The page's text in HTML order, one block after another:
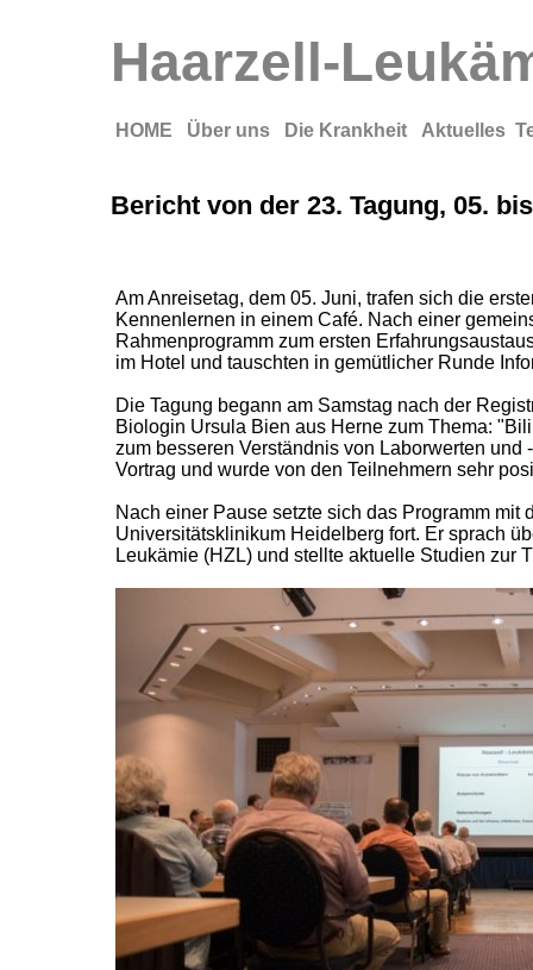
Haarzell-
HOME Über uns Die Krankheit Aktuelles
Bericht von der 23. Tagung, 05.
Am Anreisetag, dem 05. Juni, trafen sich die
Kennenlernen in einem Café. Nach einer
Rahmenprogramm zum ersten
im Hotel und tauschten in gemütlicher Runde
Die Tagung begann am Samstag nach der
Biologin Ursula Bien aus Herne zum Thema:
zum besseren Verständnis von Laborwerten
Vortrag und wurde von den Teilnehmern sehr
Nach einer Pause setzte sich das Programm mit
Universitätsklinikum Heidelberg fort. Er sprach
Leukämie (HZL) und stellte aktuelle Studien zur